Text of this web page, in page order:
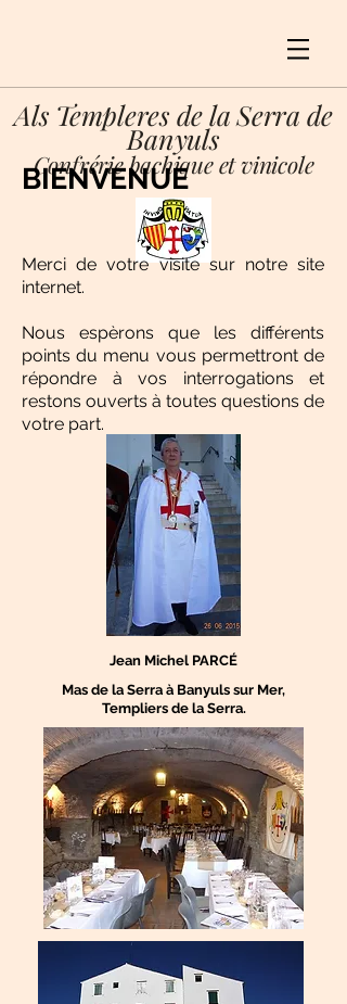
Als Templeres de la Serra de
Banyuls
Confrérie bachique et vinicole
BIENVENUE
Merci de votre visite sur notre site
internet.
Nous espèrons que les différents
points du menu vous permettront de
répondre à vos interrogations et
restons ouverts à toutes questions de
votre part.
Jean Michel PARCÉ
Mas de la Serra à Banyuls sur Mer,
Templiers de la Serra.